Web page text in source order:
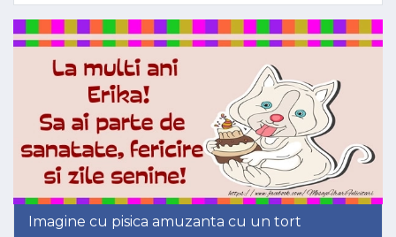
Imagine cu pisica amuzanta cu un tort